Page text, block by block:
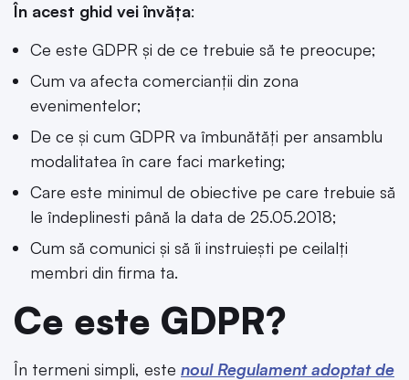
În acest ghid vei învăța:
Ce este GDPR și de ce trebuie să te preocupe;
Cum va afecta comercianții din zona
evenimentelor;
De ce și cum GDPR va îmbunătăți per ansamblu
modalitatea în care faci marketing;
Care este minimul de obiective pe care trebuie să
le îndeplinesti până la data de 25.05.2018;
Cum să comunici și să îi instruiești pe ceilalți
membri din firma ta.
Ce este GDPR?
În termeni simpli, este noul Regulament adoptat de